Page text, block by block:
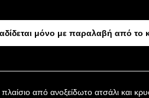
μόνο με παραλαβή από το
πλαίσιο από ανοξείδωτο ατσάλι και